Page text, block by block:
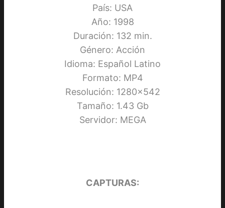
País: USA
Año: 1998
Duración: 132 min.
Género: Acción
Idioma: Español Latino
Formato: MP4
Resolución: 1280×542
Tamaño: 1.43 Gb
Servidor: MEGA
CAPTURAS: